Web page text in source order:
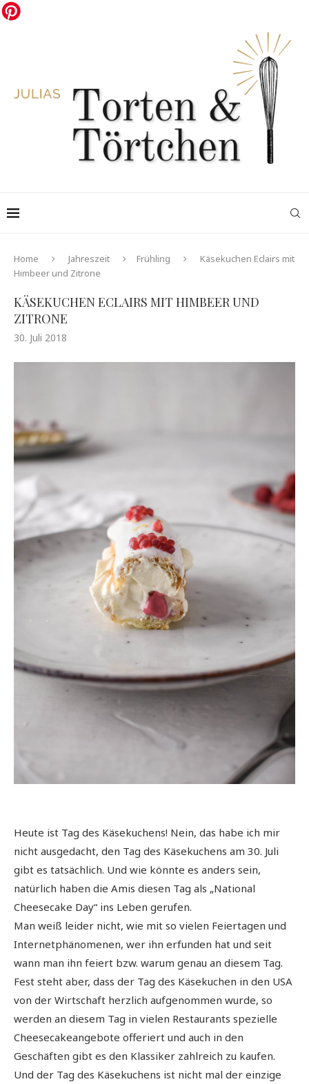
Home Jahreszeit Frühling
Käsekuchen Eclairs mit
Himbeer und Zitrone
KÄSEKUCHEN ECLAIRS MIT HIMBEER UND
ZITRONE
30. Juli 2018
Heute ist Tag des Käsekuchens! Nein, das habe ich mir
nicht ausgedacht, den Tag des Käsekuchens am 30. Juli
gibt es tatsächlich. Und wie könnte es anders sein,
natürlich haben die Amis diesen Tag als „National
Cheesecake Day“ ins Leben gerufen.
Man weiß leider nicht, wie mit so vielen Feiertagen und
Internetphänomenen, wer ihn erfunden hat und seit
wann man ihn feiert bzw. warum genau an diesem Tag.
Fest steht aber, dass der Tag des Käsekuchen in den USA
von der Wirtschaft herzlich aufgenommen wurde, so
werden an diesem Tag in vielen Restaurants spezielle
Cheesecakeangebote offeriert und auch in den
Geschäften gibt es den Klassiker zahlreich zu kaufen.
Und der Tag des Käsekuchens ist nicht mal der einzige